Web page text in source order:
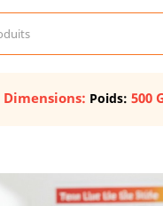
Dimensions: Poids: 500